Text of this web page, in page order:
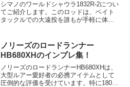
シマノのワールドシャウラ1832R-2につい
てご紹介します。このロッドは、ベイト
タックルでの大遠投を誰もが手軽に体感
ンに対応できるクセのないレギュラーテ
ーパーが採用され...
ノリーズのロードランナー
HB680XHのインプレ集！
ノリーズのロードランナーHB680XHは、
大型ルアー愛好者の必携アイテムとして
圧倒的な評価を受けています。特に180ク